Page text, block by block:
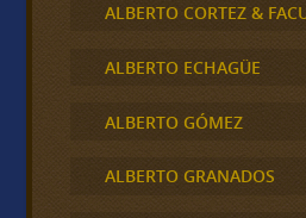
ALBERTO CORTEZ &
ALBERTO ECHAGÜE
ALBERTO GÓMEZ
ALBERTO GRANADOS